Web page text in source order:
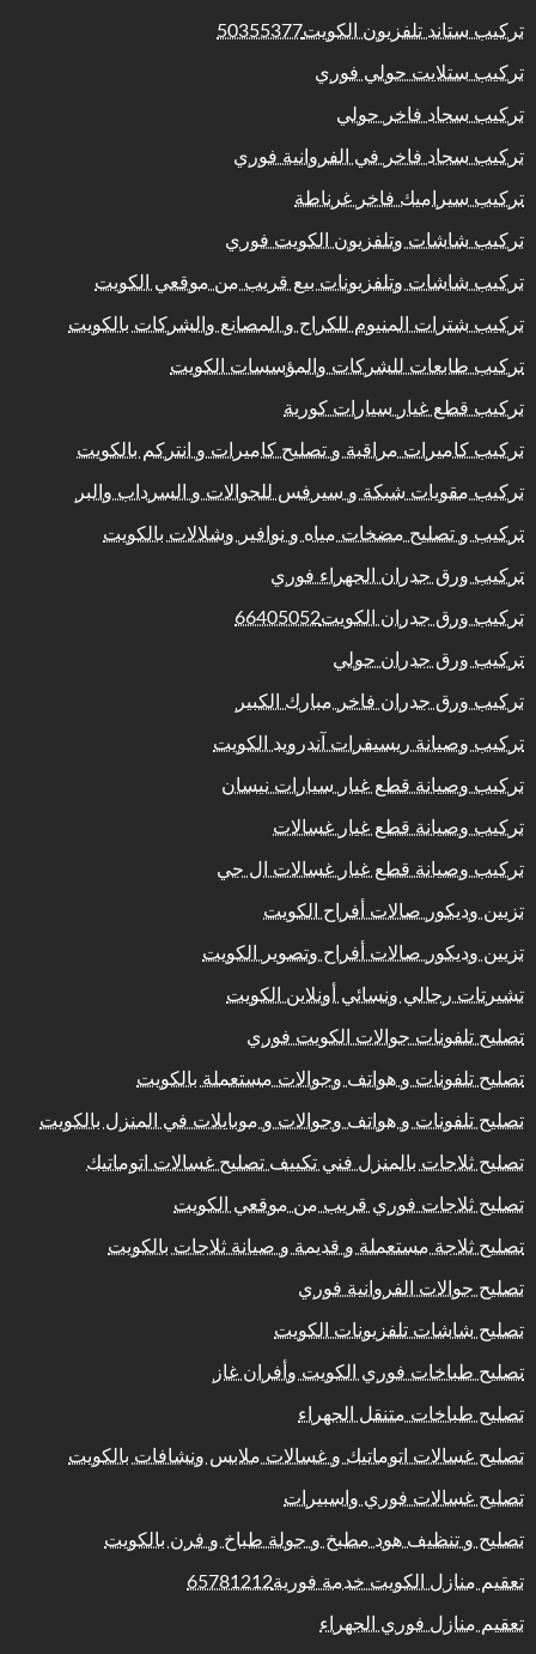
تركيب ستاند تلفزيون الكويت50355377
تركيب ستلايت حولي فوري
تركيب سجاد فاخر حولي
تركيب سجاد فاخر في الفروانية فوري
تركيب سيراميك فاخر غرناطة
تركيب شاشات وتلفزيون الكويت فوري
تركيب شاشات وتلفزيونات بيع قريب من موقعي الكويت
تركيب شترات المنيوم للكراج و المصانع والشركات بالكويت
تركيب طابعات للشركات والمؤسسات الكويت
تركيب قطع غيار سيارات كورية
تركيب كاميرات مراقبة و تصليح كاميرات و انتركم بالكويت
تركيب مقويات شبكة و سيرفس للجوالات و السرداب والبر
تركيب و تصليح مضخات مياه و نوافير وشلالات بالكويت
تركيب ورق جدران الجهراء فوري
تركيب ورق جدران الكويت66405052
تركيب ورق جدران حولي
تركيب ورق جدران فاخر مبارك الكبير
تركيب وصيانة ريسيفرات آندرويد الكويت
تركيب وصيانة قطع غيار سيارات نيسان
تركيب وصيانة قطع غيار غسالات
تركيب وصيانة قطع غيار غسالات ال جي
تزيين وديكور صالات أفراح الكويت
تزيين وديكور صالات أفراح وتصوير الكويت
تشيرتات رجالي ونسائي أونلاين الكويت
تصليح تلفونات جوالات الكويت فوري
تصليح تلفونات و هواتف وجوالات مستعملة بالكويت
تصليح تلفونات و هواتف وجوالات و موبايلات في المنزل بالكويت
تصليح ثلاجات بالمنزل فني تكييف تصليح غسالات اتوماتيك
تصليح ثلاجات فوري قريب من موقعي الكويت
تصليح ثلاجة مستعملة و قديمة و صيانة ثلاجات بالكويت
تصليح جوالات الفروانية فوري
تصليح شاشات تلفزيونات الكويت
تصليح طباخات فوري الكويت وأفران غاز
تصليح طباخات متنقل الجهراء
تصليح غسالات اتوماتيك و غسالات ملابس ونشافات بالكويت
تصليح غسالات فوري واسبيرات
تصليح و تنظيف هود مطبخ و جولة طباخ و فرن بالكويت
تعقيم منازل الكويت خدمة فورية65781212
تعقيم منازل فوري الجهراء